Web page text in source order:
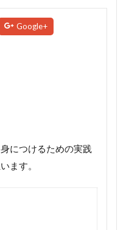
につけるための実践
ます。